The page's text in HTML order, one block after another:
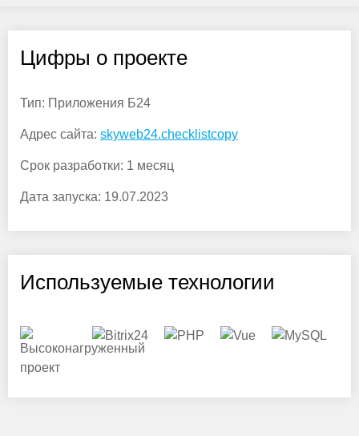
Цифры о проекте
Тип: Приложения Б24
Адрес сайта: skyweb24.checklistcopy
Срок разработки: 1 месяц
Дата запуска: 19.07.2023
Используемые технологии